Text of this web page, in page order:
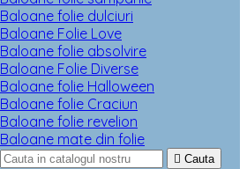
Baloane folie dulciuri
Baloane Folie Love
Baloane folie absolvire
Baloane Folie Diverse
Baloane folie Halloween
Baloane folie Craciun
Baloane folie revelion
Baloane mate din folie
 Cauta